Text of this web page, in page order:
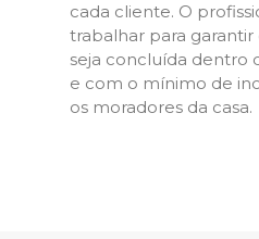
cada cliente. O
trabalhar para
seja concluída dentro
e com o mínimo de
os moradores da casa.